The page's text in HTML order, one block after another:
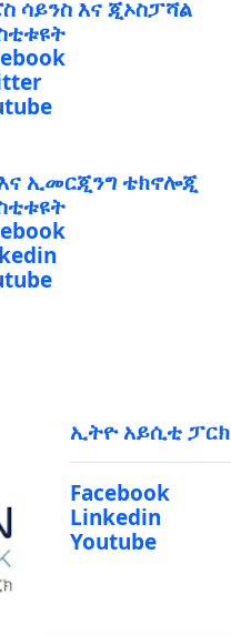
ሳይንስ እና ጂኦስፓሻል
ኢመርጂንግ ቴክኖሎጂ
ኢትዮ አይሲቲ ፓርክ
Facebook
Linkedin
Youtube